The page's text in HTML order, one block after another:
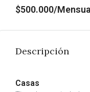
$500.000/Mensual
Descripción
Casas